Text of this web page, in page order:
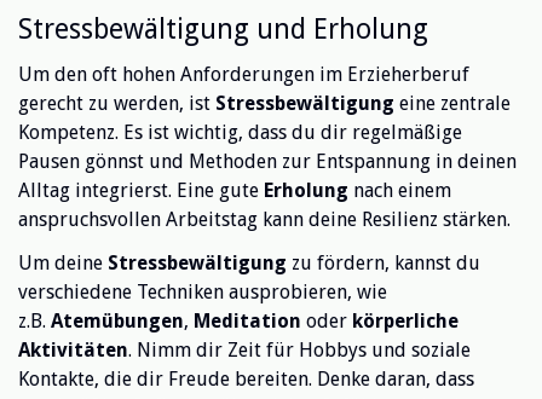
Stressbewältigung und Erholung
Um den oft hohen Anforderungen im Erzieherberuf
gerecht zu werden, ist Stressbewältigung eine zentrale
Kompetenz. Es ist wichtig, dass du dir regelmäßige
Pausen gönnst und Methoden zur Entspannung in deinen
Alltag integrierst. Eine gute Erholung nach einem
anspruchsvollen Arbeitstag kann deine Resilienz stärken.
Um deine Stressbewältigung zu fördern, kannst du
verschiedene Techniken ausprobieren, wie
z.B. Atemübungen, Meditation oder körperliche
Aktivitäten. Nimm dir Zeit für Hobbys und soziale
Kontakte, die dir Freude bereiten. Denke daran, dass